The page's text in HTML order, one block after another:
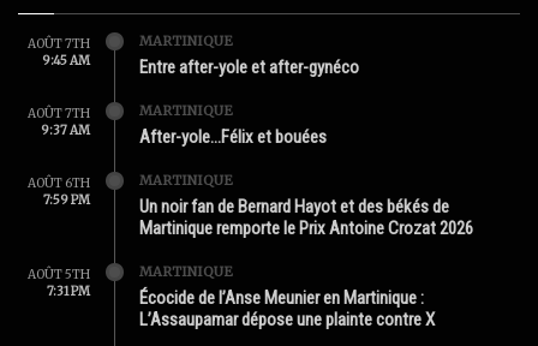
AOÛT 7TH
9:45 AM
MARTINIQUE
Entre after-yole et after-gynéco
AOÛT 7TH
9:37 AM
MARTINIQUE
After-yole…Félix et bouées
AOÛT 6TH
7:59 PM
MARTINIQUE
Un noir fan de Bernard Hayot et des békés de
Martinique remporte le Prix Antoine Crozat 2026
AOÛT 5TH
7:31 PM
MARTINIQUE
Écocide de l’Anse Meunier en Martinique :
L’Assaupamar dépose une plainte contre X